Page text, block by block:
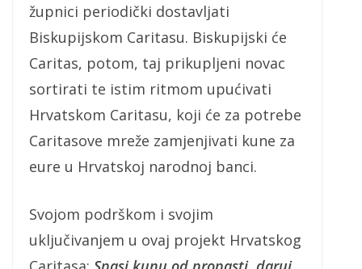
župnici periodički dostavljati
Biskupijskom Caritasu. Biskupijski će
Caritas, potom, taj prikupljeni novac
sortirati te istim ritmom upućivati
Hrvatskom Caritasu, koji će za potrebe
Caritasove mreže zamjenjivati kune za
eure u Hrvatskoj narodnoj banci.
Svojom podrškom i svojim
uključivanjem u ovaj projekt Hrvatskog